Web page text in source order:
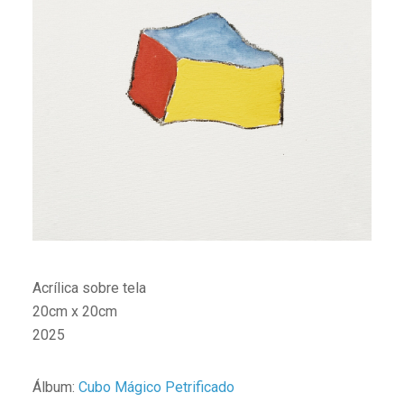
Acrílica sobre tela
20cm x 20cm
2025
Álbum: Cubo Mágico Petrificado